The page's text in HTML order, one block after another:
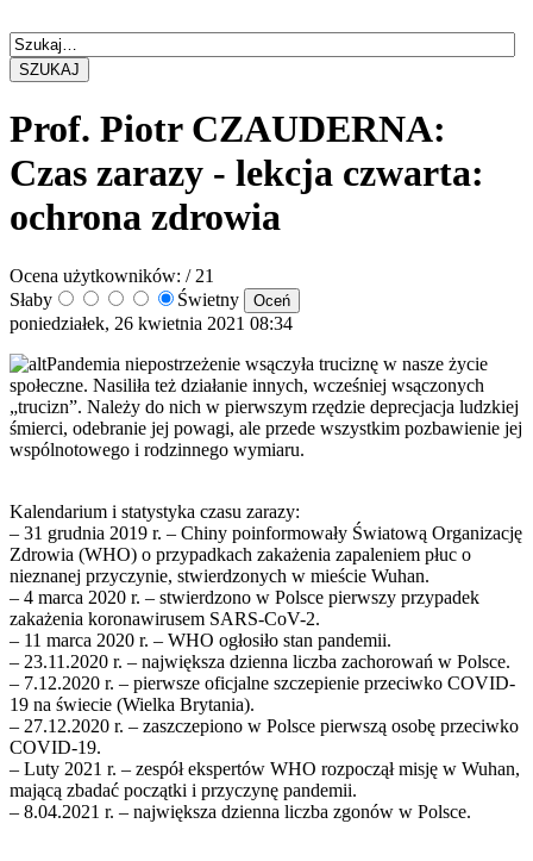
SZUKAJ
Prof. Piotr CZAUDERNA:
Czas zarazy - lekcja czwarta:
ochrona zdrowia
Ocena użytkowników: / 21
Słaby
Świetny
poniedziałek, 26 kwietnia 2021 08:34
Pandemia niepostrzeżenie wsączyła truciznę w nasze życie
społeczne. Nasiliła też działanie innych, wcześniej wsączonych
„trucizn”. Należy do nich w pierwszym rzędzie deprecjacja ludzkiej
śmierci, odebranie jej powagi, ale przede wszystkim pozbawienie jej
wspólnotowego i rodzinnego wymiaru.
Kalendarium i statystyka czasu zarazy:
– 31 grudnia 2019 r. – Chiny poinformowały Światową Organizację
Zdrowia (WHO) o przypadkach zakażenia zapaleniem płuc o
nieznanej przyczynie, stwierdzonych w mieście Wuhan.
– 4 marca 2020 r. – stwierdzono w Polsce pierwszy przypadek
zakażenia koronawirusem SARS-CoV-2.
– 11 marca 2020 r. – WHO ogłosiło stan pandemii.
– 23.11.2020 r. – największa dzienna liczba zachorowań w Polsce.
– 7.12.2020 r. – pierwsze oficjalne szczepienie przeciwko COVID-
19 na świecie (Wielka Brytania).
– 27.12.2020 r. – zaszczepiono w Polsce pierwszą osobę przeciwko
COVID-19.
– Luty 2021 r. – zespół ekspertów WHO rozpoczął misję w Wuhan,
mającą zbadać początki i przyczynę pandemii.
– 8.04.2021 r. – największa dzienna liczba zgonów w Polsce.